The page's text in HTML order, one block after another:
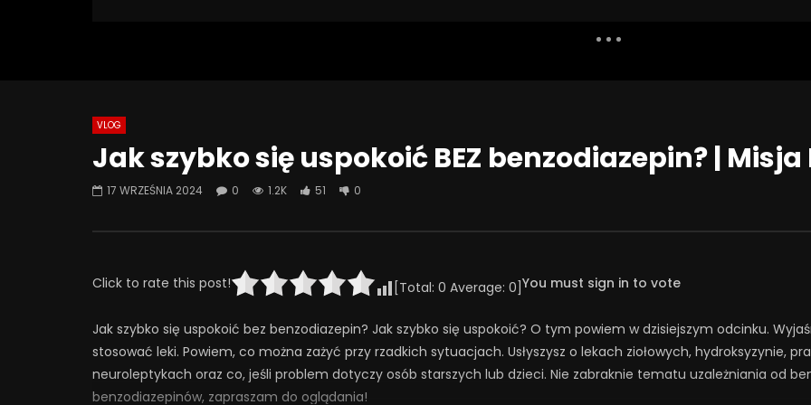
Watch Later
Jak odstawić LEKI? Ostatnia wizyta
– kiedy przestać chodzić do
SZKODZĄ pacjentom? | Misja
30 WRZEŚNIA 2025
Ekstrawertyzm i introwertyzm a
0
311 24 0
VLOG
Jak szybko się uspokoić BEZ benzodiazepin? |
17 WRZEŚNIA 2024 0 1.2K 51 0
Click to rate this post! [Total: 0 Average: 0 You must sign in to vote
Jak szybko się uspokoić bez benzodiazepin? Jak szybko się uspokoić? O tym powiem w dzisiejszym odcinku.
stosować leki. Powiem, co można zażyć przy rzadkich sytuacjach. Usłyszysz o lekach ziołowych, hydroksyzynie,
neuroleptykach oraz co, jeśli problem dotyczy osób starszych lub dzieci. Nie zabraknie tematu uzależniania od
benzodiazepinów, zapraszam do oglądania!